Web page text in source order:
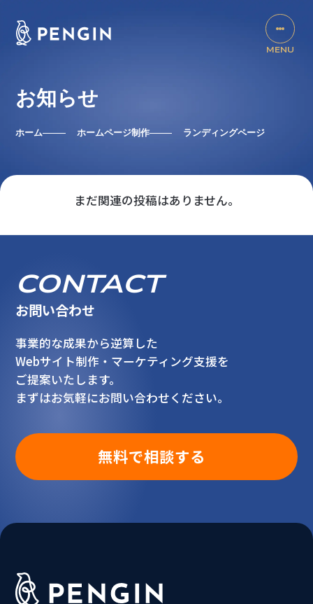
お知らせ
ホーム ホームページ制作 ランディングページ
まだ関連の投稿はありません。
CONTACT
お問い合わせ
事業的な成果から逆算した
Webサイト制作・マーケティング支援を
ご提案いたします。
まずはお気軽にお問い合わせください。
無料で相談する